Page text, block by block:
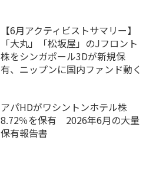
【6月アクティビストサマリー】
「大丸」「松坂屋」のJフロント
株をシンガポール3Dが新規保
有、ニップンに国内ファンド動く
アパHDがワシントンホテル株
8.72％を保有 2026年6月の大量
保有報告書